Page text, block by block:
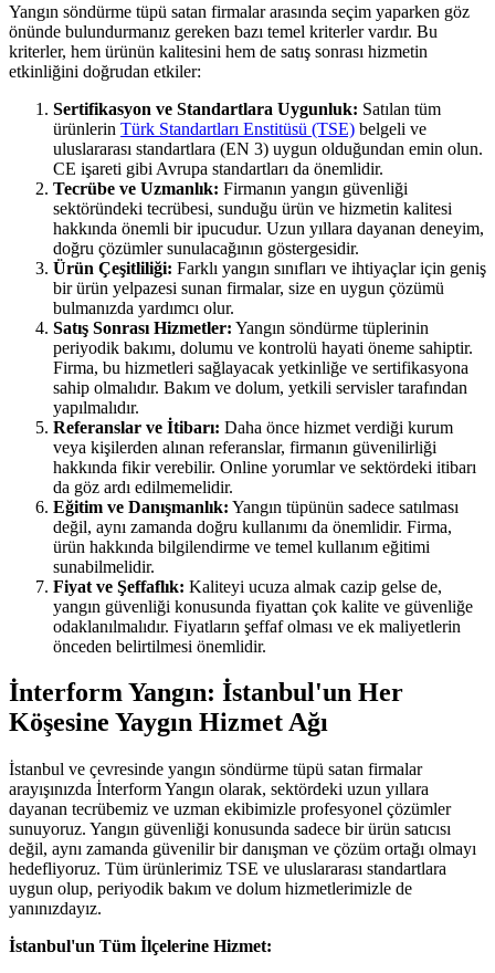
Yangın söndürme tüpü satan firmalar arasında seçim yaparken göz
önünde bulundurmanız gereken bazı temel kriterler vardır. Bu
kriterler, hem ürünün kalitesini hem de satış sonrası hizmetin
etkinliğini doğrudan etkiler:
Sertifikasyon ve Standartlara Uygunluk: Satılan tüm
ürünlerin Türk Standartları Enstitüsü (TSE) belgeli ve
uluslararası standartlara (EN 3) uygun olduğundan emin olun.
CE işareti gibi Avrupa standartları da önemlidir.
Tecrübe ve Uzmanlık: Firmanın yangın güvenliği
sektöründeki tecrübesi, sunduğu ürün ve hizmetin kalitesi
hakkında önemli bir ipucudur. Uzun yıllara dayanan deneyim,
doğru çözümler sunulacağının göstergesidir.
Ürün Çeşitliliği: Farklı yangın sınıfları ve ihtiyaçlar için geniş
bir ürün yelpazesi sunan firmalar, size en uygun çözümü
bulmanızda yardımcı olur.
Satış Sonrası Hizmetler: Yangın söndürme tüplerinin
periyodik bakımı, dolumu ve kontrolü hayati öneme sahiptir.
Firma, bu hizmetleri sağlayacak yetkinliğe ve sertifikasyona
sahip olmalıdır. Bakım ve dolum, yetkili servisler tarafından
yapılmalıdır.
Referanslar ve İtibarı: Daha önce hizmet verdiği kurum
veya kişilerden alınan referanslar, firmanın güvenilirliği
hakkında fikir verebilir. Online yorumlar ve sektördeki itibarı
da göz ardı edilmemelidir.
Eğitim ve Danışmanlık: Yangın tüpünün sadece satılması
değil, aynı zamanda doğru kullanımı da önemlidir. Firma,
ürün hakkında bilgilendirme ve temel kullanım eğitimi
sunabilmelidir.
Fiyat ve Şeffaflık: Kaliteyi ucuza almak cazip gelse de,
yangın güvenliği konusunda fiyattan çok kalite ve güvenliğe
odaklanılmalıdır. Fiyatların şeffaf olması ve ek maliyetlerin
önceden belirtilmesi önemlidir.
İnterform Yangın: İstanbul'un Her
Köşesine Yaygın Hizmet Ağı
İstanbul ve çevresinde yangın söndürme tüpü satan firmalar
arayışınızda İnterform Yangın olarak, sektördeki uzun yıllara
dayanan tecrübemiz ve uzman ekibimizle profesyonel çözümler
sunuyoruz. Yangın güvenliği konusunda sadece bir ürün satıcısı
değil, aynı zamanda güvenilir bir danışman ve çözüm ortağı olmayı
hedefliyoruz. Tüm ürünlerimiz TSE ve uluslararası standartlara
uygun olup, periyodik bakım ve dolum hizmetlerimizle de
yanınızdayız.
İstanbul'un Tüm İlçelerine Hizmet: